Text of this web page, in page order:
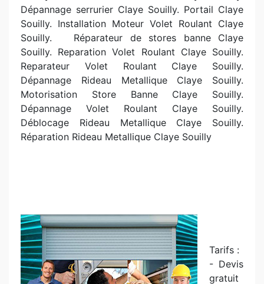
Dépannage serrurier Claye Souilly. Portail Claye
Souilly. Installation Moteur Volet Roulant Claye
Souilly. Réparateur de stores banne Claye
Souilly. Reparation Volet Roulant Claye Souilly.
Reparateur Volet Roulant Claye Souilly.
Dépannage Rideau Metallique Claye Souilly.
Motorisation Store Banne Claye Souilly.
Dépannage Volet Roulant Claye Souilly.
Déblocage Rideau Metallique Claye Souilly.
Réparation Rideau Metallique Claye Souilly
Tarifs :
- Devis
gratuit